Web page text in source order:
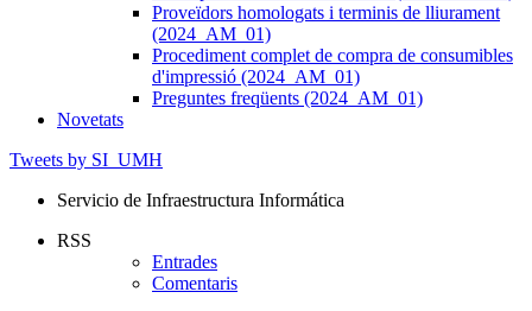
Proveïdors homologats i terminis de lliurament
(2024_AM_01)
Procediment complet de compra de consumibles
d'impressió (2024_AM_01)
Preguntes freqüents (2024_AM_01)
Novetats
Tweets by SI_UMH
Servicio de Infraestructura Informática
RSS
Entrades
Comentaris